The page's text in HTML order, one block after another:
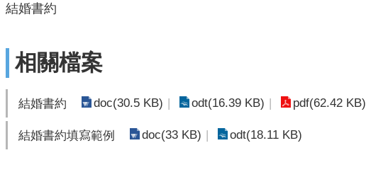
結婚書約
相關檔案
結婚書約 doc(30.5 KB) odt(16.39 KB) pdf(62.42 KB)
結婚書約填寫範例 doc(33 KB) odt(18.11 KB)